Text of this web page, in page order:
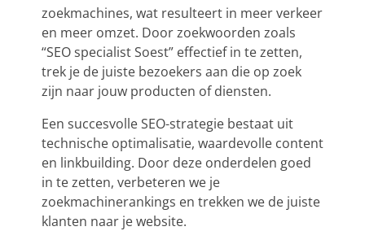
zoekmachines, wat resulteert in meer verkeer
en meer omzet. Door zoekwoorden zoals
“SEO specialist Soest” effectief in te zetten,
trek je de juiste bezoekers aan die op zoek
zijn naar jouw producten of diensten.
Een succesvolle SEO-strategie bestaat uit
technische optimalisatie, waardevolle content
en linkbuilding. Door deze onderdelen goed
in te zetten, verbeteren we je
zoekmachinerankings en trekken we de juiste
klanten naar je website.